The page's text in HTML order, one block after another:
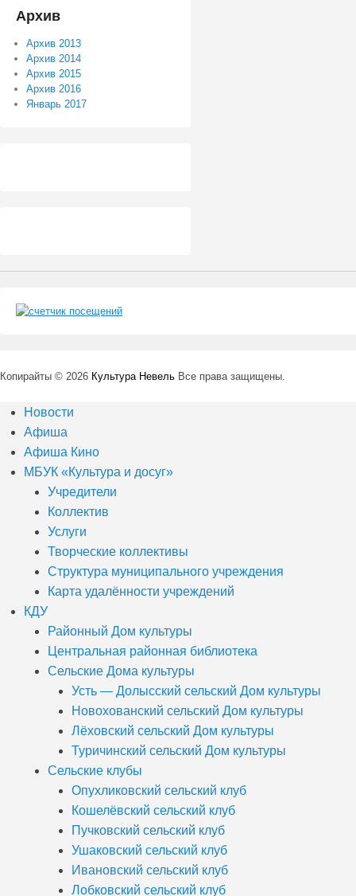
Архив
Архив 2013
Архив 2014
Архив 2015
Архив 2016
Январь 2017
Копирайты © 2026 Культура Невель Все права защищены.
Новости
Афиша
Афиша Кино
МБУК «Культура и досуг»
Учредители
Коллектив
Услуги
Творческие коллективы
Структура муниципального учреждения
Карта удалённости учреждений
КДУ
Районный Дом культуры
Центральная районная библиотека
Сельские Дома культуры
Усть — Долысский сельский Дом культуры
Новохованский сельский Дом культуры
Лёховский сельский Дом культуры
Туричинский сельский Дом культуры
Сельские клубы
Опухликовский сельский клуб
Кошелёвский сельский клуб
Пучковский сельский клуб
Ушаковский сельский клуб
Ивановский сельский клуб
Лобковский сельский клуб